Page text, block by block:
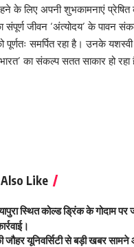
के लिए अपनी शुभकामनाएं प्रेषित
संपूर्ण जीवन ‘अंत्योदय’ के पावन
पूर्णतः समर्पित रहा है। उनके
का संकल्प सतत साकार हो रहा
Like
स्थित कोल्ड ड्रिंक के गोदाम पर
यूनिवर्सिटी से बड़ी खबर